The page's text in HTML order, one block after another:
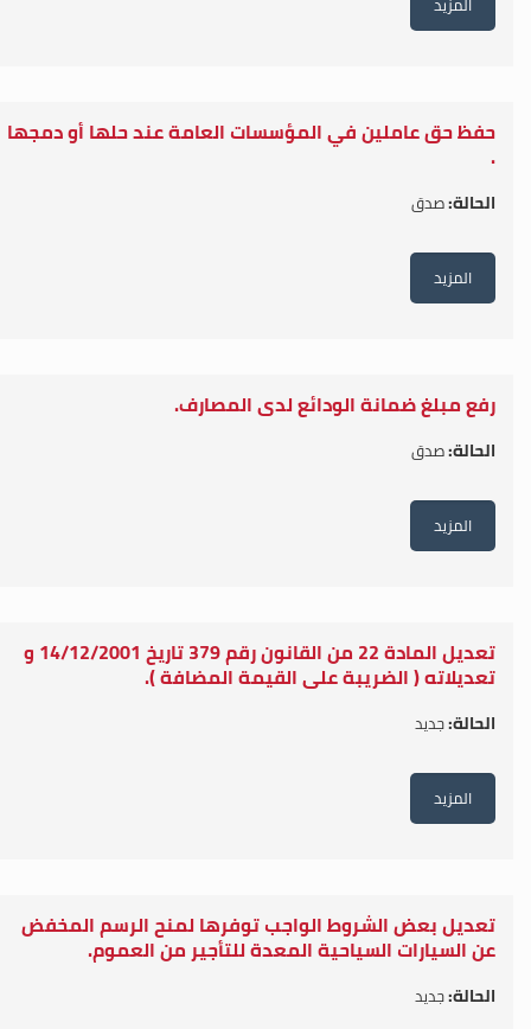
حفظ حق عاملين في المؤسسات العامة عند حلها أو دمجها
.
الحالة:صدق
المزيد
رفع مبلغ ضمانة الودائع لدى المصارف.
الحالة:صدق
المزيد
تعديل المادة 22 من القانون رقم 379 تاريخ 14/12/2001 و
تعديلاته ( الضريبة على القيمة المضافة ).
الحالة:جديد
المزيد
تعديل بعض الشروط الواجب توفرها لمنح الرسم المخفض
عن السيارات السياحية المعدة للتأجير من العموم.
الحالة:جديد